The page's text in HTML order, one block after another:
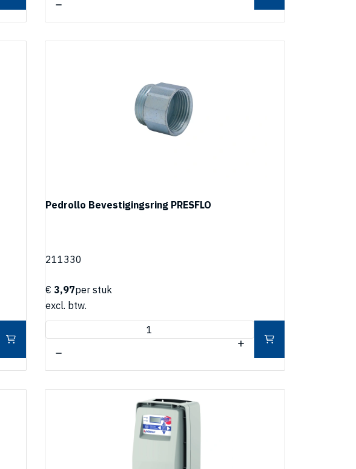
Pedrollo Bevestigingsring PRESFLO
211330
€ 3,97per stuk
excl. btw.